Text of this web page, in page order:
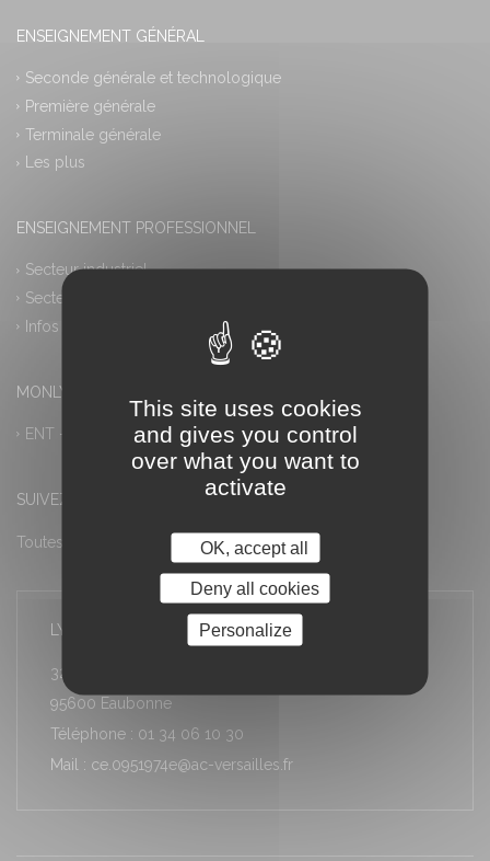
ENSEIGNEMENT GÉNÉRAL
Seconde générale et technologique
Première générale
Terminale générale
Les plus
ENSEIGNEMENT PROFESSIONNEL
Secteur industriel
Secteur tertiaire
Infos pratiques
MONLYCEE.NET (ENT) – PRONOTE
ENT – Accès à PRONOTE
SUIVEZ-NOUS
Toutes les actualités
LYCÉE LOUIS ARMAND
32 rue Stéphane Proust
95600 Eaubonne
Téléphone : 01 34 06 10 30
Mail : ce.0951974e@ac-versailles.fr
This site uses cookies
and gives you control
over what you want to
activate
OK, accept all
Deny all cookies
Personalize